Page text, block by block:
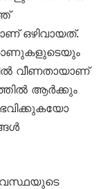
ഒഴിവായത്.
വീണതായാണ്
ആർക്കും